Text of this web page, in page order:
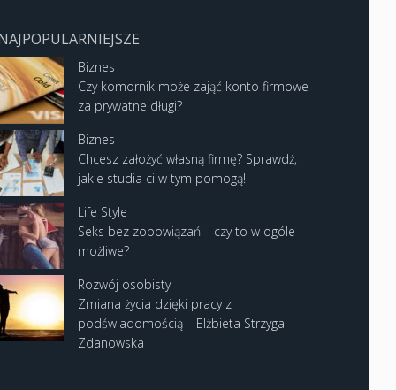
Biznes
Czy komornik może zająć konto firmowe
za prywatne długi?
Biznes
Chcesz założyć własną firmę? Sprawdź,
jakie studia ci w tym pomogą!
Life Style
Seks bez zobowiązań – czy to w ogóle
możliwe?
Rozwój osobisty
Zmiana życia dzięki pracy z
podświadomością – Elżbieta Strzyga-
Zdanowska